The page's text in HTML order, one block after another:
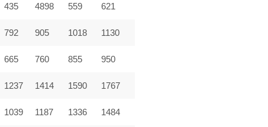
435 4898 559 621
792 905 1018 1130
665 760 855 950
1237 1414 1590 1767
1039 1187 1336 1484